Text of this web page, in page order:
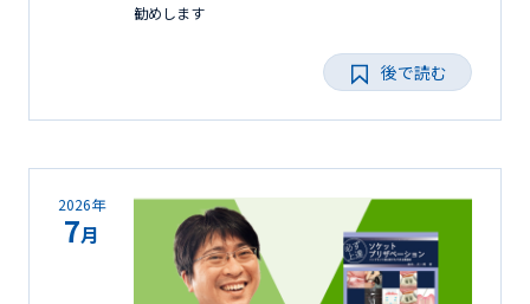
勧めします
後で読む
2026年
7月